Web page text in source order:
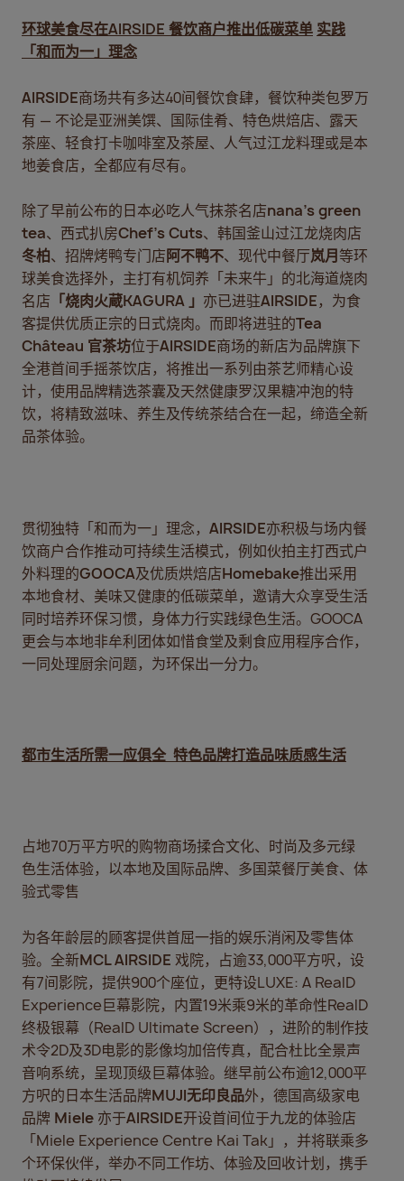
环球美食尽在AIRSIDE 餐饮商户推出低碳菜单 实践
「和而为一」理念
AIRSIDE商场共有多达40间餐饮食肆，餐饮种类包罗万
有 — 不论是亚洲美馔、国际佳肴、特色烘焙店、露天
茶座、轻食打卡咖啡室及茶屋、人气过江龙料理或是本
地姜食店，全都应有尽有。
除了早前公布的日本必吃人气抹茶名店nana’s green
tea、西式扒房Chef’s Cuts、韩国釜山过江龙烧肉店
冬柏、招牌烤鸭专门店阿不鸭不、现代中餐厅岚月等环
球美食选择外，主打有机饲养「未来牛」的北海道烧肉
名店 「烧肉火蔵KAGURA 」 亦已进驻AIRSIDE，为食
客提供优质正宗的日式烧肉。而即将进驻的Tea
Château 官茶坊位于AIRSIDE商场的新店为品牌旗下
全港首间手摇茶饮店，将推出一系列由茶艺师精心设
计，使用品牌精选茶囊及天然健康罗汉果糖冲泡的特
饮，将精致滋味、养生及传统茶结合在一起，缔造全新
品茶体验。
贯彻独特「和而为一」理念， AIRSIDE亦积极与场内餐
饮商户合作推动可持续生活模式，例如伙拍主打西式户
外料理的GOOCA及优质烘焙店Homebake推出采用
本地食材、美味又健康的低碳菜单，邀请大众享受生活
同时培养环保习惯，身体力行实践绿色生活。GOOCA
更会与本地非牟利团体如惜食堂及剩食应用程序合作，
一同处理厨余问题，为环保出一分力。
都市生活所需一应俱全 特色品牌打造品味质感生活
占地70万平方呎的购物商场揉合文化、时尚及多元绿
色生活体验，以本地及国际品牌、多国菜餐厅美食、体
验式零售
为各年龄层的顾客提供首屈一指的娱乐消闲及零售体
验。全新MCL AIRSIDE 戏院，占逾33,000平方呎，设
有7间影院，提供900个座位，更特设LUXE: A RealD
Experience巨幕影院，内置19米乘9米的革命性RealD
终极银幕（RealD Ultimate Screen），进阶的制作技
术令2D及3D电影的影像均加倍传真，配合杜比全景声
音响系统，呈现顶级巨幕体验。继早前公布逾12,000平
方呎的日本生活品牌MUJI无印良品外，德国高级家电
品牌 Miele 亦于AIRSIDE开设首间位于九龙的体验店
「Miele Experience Centre Kai Tak」，并将联乘多
个环保伙伴，举办不同工作坊、体验及回收计划，携手